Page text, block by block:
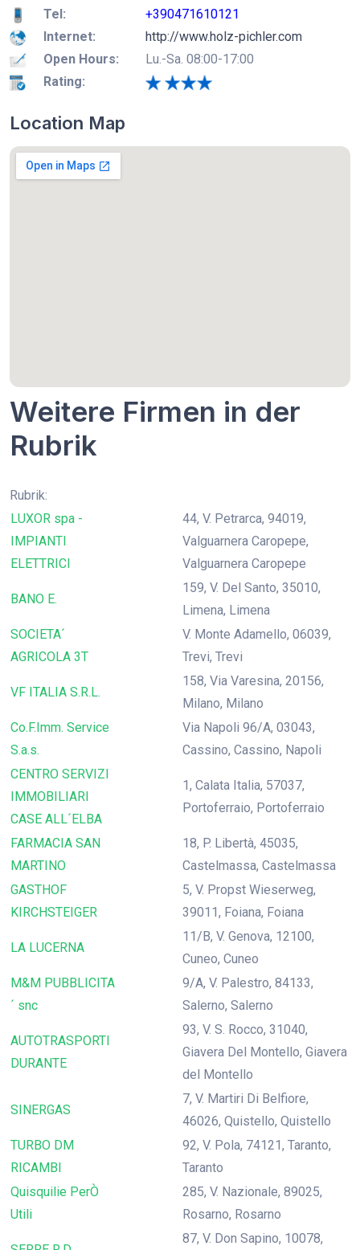
Tel:
+390471610121
Internet:
http://www.holz-pichler.com
Open Hours:
Lu.-Sa. 08:00-17:00
Rating:
Location Map
Weitere Firmen in der
Rubrik
Rubrik:
LUXOR spa -
IMPIANTI
ELETTRICI
44, V. Petrarca, 94019,
Valguarnera Caropepe,
Valguarnera Caropepe
BANO E.
159, V. Del Santo, 35010,
Limena, Limena
SOCIETA´
AGRICOLA 3T
V. Monte Adamello, 06039,
Trevi, Trevi
VF ITALIA S.R.L.
158, Via Varesina, 20156,
Milano, Milano
Co.F.Imm. Service
S.a.s.
Via Napoli 96/A, 03043,
Cassino, Cassino, Napoli
CENTRO SERVIZI
IMMOBILIARI
CASE ALL´ELBA
1, Calata Italia, 57037,
Portoferraio, Portoferraio
FARMACIA SAN
MARTINO
18, P. Libertà, 45035,
Castelmassa, Castelmassa
GASTHOF
KIRCHSTEIGER
5, V. Propst Wieserweg,
39011, Foiana, Foiana
LA LUCERNA
11/B, V. Genova, 12100,
Cuneo, Cuneo
M&M PUBBLICITA
´ snc
9/A, V. Palestro, 84133,
Salerno, Salerno
AUTOTRASPORTI
DURANTE
93, V. S. Rocco, 31040,
Giavera Del Montello, Giavera
del Montello
SINERGAS
7, V. Martiri Di Belfiore,
46026, Quistello, Quistello
TURBO DM
RICAMBI
92, V. Pola, 74121, Taranto,
Taranto
Quisquilie PerÒ
Utili
285, V. Nazionale, 89025,
Rosarno, Rosarno
87, V. Don Sapino, 10078,